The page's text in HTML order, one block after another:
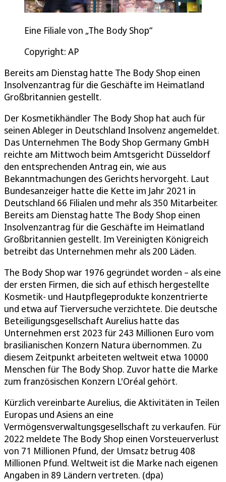
Eine Filiale von „The Body Shop“
Copyright: AP
Bereits am Dienstag hatte The Body Shop einen
Insolvenzantrag für die Geschäfte im Heimatland
Großbritannien gestellt.
Der Kosmetikhändler The Body Shop hat auch für
seinen Ableger in Deutschland Insolvenz angemeldet.
Das Unternehmen The Body Shop Germany GmbH
reichte am Mittwoch beim Amtsgericht Düsseldorf
den entsprechenden Antrag ein, wie aus
Bekanntmachungen des Gerichts hervorgeht. Laut
Bundesanzeiger hatte die Kette im Jahr 2021 in
Deutschland 66 Filialen und mehr als 350 Mitarbeiter.
Bereits am Dienstag hatte The Body Shop einen
Insolvenzantrag für die Geschäfte im Heimatland
Großbritannien gestellt. Im Vereinigten Königreich
betreibt das Unternehmen mehr als 200 Läden.
The Body Shop war 1976 gegründet worden – als eine
der ersten Firmen, die sich auf ethisch hergestellte
Kosmetik- und Hautpflegeprodukte konzentrierte
und etwa auf Tierversuche verzichtete. Die deutsche
Beteiligungsgesellschaft Aurelius hatte das
Unternehmen erst 2023 für 243 Millionen Euro vom
brasilianischen Konzern Natura übernommen. Zu
diesem Zeitpunkt arbeiteten weltweit etwa 10000
Menschen für The Body Shop. Zuvor hatte die Marke
zum französischen Konzern L'Oréal gehört.
Kürzlich vereinbarte Aurelius, die Aktivitäten in Teilen
Europas und Asiens an eine
Vermögensverwaltungsgesellschaft zu verkaufen. Für
2022 meldete The Body Shop einen Vorsteuerverlust
von 71 Millionen Pfund, der Umsatz betrug 408
Millionen Pfund. Weltweit ist die Marke nach eigenen
Angaben in 89 Ländern vertreten. (dpa)